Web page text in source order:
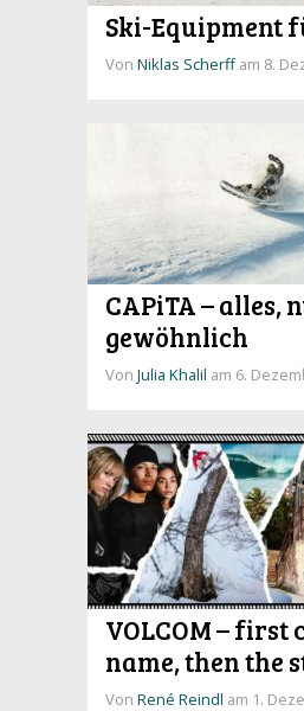
Ski-Equipment
Von Niklas Scherff am 8.
CAPiTA – alles,
gewöhnlich
Von Julia Khalil am 6.
VOLCOM – first
name, then the
Von René Reindl am 1.